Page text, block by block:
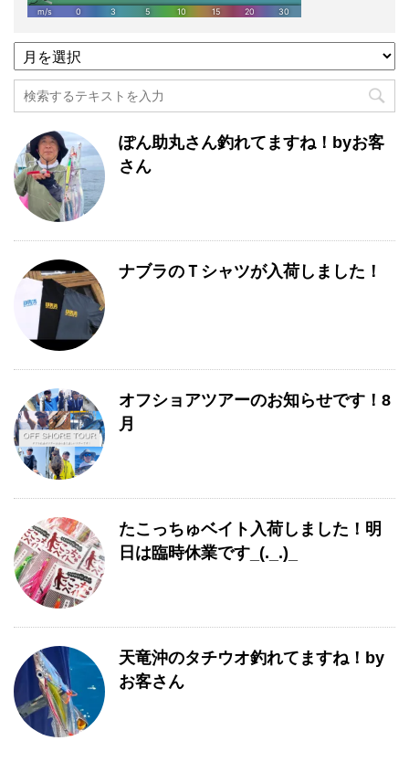
過
去
記
事
別
一
覧
ぽん助丸さん釣れてますね！byお客
さん
ナブラのＴシャツが入荷しました！
オフショアツアーのお知らせです！8
月
たこっちゅベイト入荷しました！明
日は臨時休業です_(._.)_
天竜沖のタチウオ釣れてますね！by
お客さん